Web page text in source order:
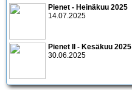
Pienet - Heinäkuu 2025
14.07.2025
Pienet II - Kesäkuu 2025
30.06.2025